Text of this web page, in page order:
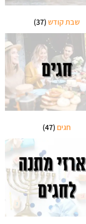
שבת קודש(37)
חגים (47)